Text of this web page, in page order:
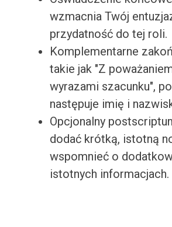
wzmacnia Twój
przydatność do tej roli.
Komplementarne
takie jak "Z
wyrazami szacunku",
następuje imię i
Opcjonalny
dodać krótką, istotną
wspomnieć o
istotnych informacjach.